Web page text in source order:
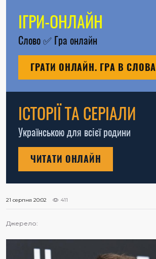
ІГРИ-ОНЛАЙН
Слово✅ Гра онлайн
ГРАТИ ОНЛАЙН. ГРА В СЛОВА
ІСТОРІЇ ТА СЕРІАЛИ
Українською для всієї родини
ЧИТАТИ ОНЛАЙН
21 серпня 20:02 411
Джерело: